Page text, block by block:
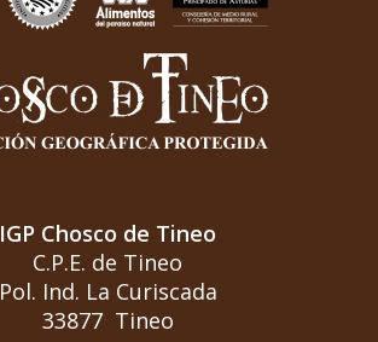
IGP Chosco de Tineo
C.P.E. de Tineo
Pol. Ind. La Curiscada
33877 Tineo